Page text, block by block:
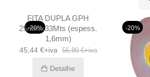
-20%
FITA DUPLA GPH
25mmx33Mts (espess.
1,6mm)
45,44 €+iva 56,80 €+iva
Detalhe
-20%